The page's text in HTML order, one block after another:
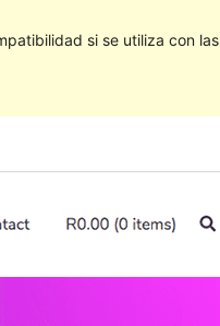
si se utiliza con las